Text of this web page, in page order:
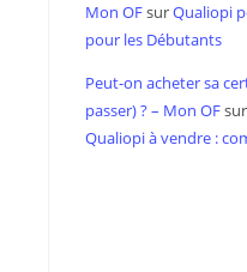
Mon OFsurQualiopi
pour les Débutants
Peut-on acheter sa
passer) ? – Mon OFsur
Qualiopi à vendre :